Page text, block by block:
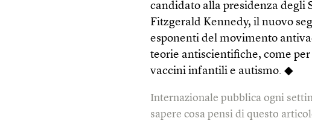
candidato alla presidenza degli
Fitzgerald Kennedy, il nuovo
esponenti del movimento
teorie antiscientifiche, come
vaccini infantili e autismo. ◆
Internazionale pubblica ogni
sapere cosa pensi di questo